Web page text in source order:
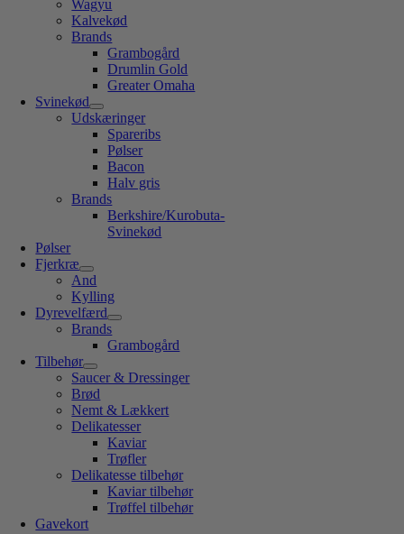
Wagyu
Kalvekød
Brands
Grambogård
Drumlin Gold
Greater Omaha
Svinekød
Udskæringer
Spareribs
Pølser
Bacon
Halv gris
Brands
Berkshire/Kurobuta-
Svinekød
Pølser
Fjerkræ
And
Kylling
Dyrevelfærd
Brands
Grambogård
Tilbehør
Saucer & Dressinger
Brød
Nemt & Lækkert
Delikatesser
Kaviar
Trøfler
Delikatesse tilbehør
Kaviar tilbehør
Trøffel tilbehør
Gavekort